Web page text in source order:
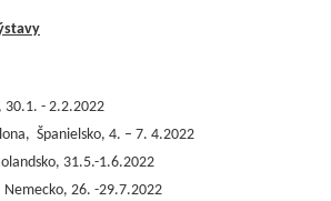
30.1. - 2.2.2022
Španielsko, 4. – 7. 4.2022
31.5.-1.6.2022
Nemecko, 26. -29.7.2022